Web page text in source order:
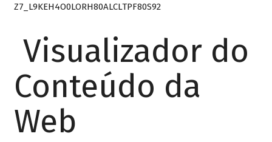
Z7_L9KEH4O0LORH80ALCLTPF80S92
Visualizador do
Conteúdo da
Web